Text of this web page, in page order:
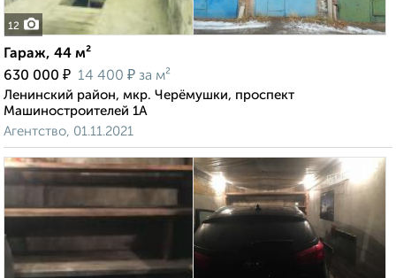
12
Гараж, 44 м²
630 000 ₽ 14 400 ₽ за м²
Ленинский район, мкр. Черёмушки, проспект
Машиностроителей 1А
Агентство, 01.11.2021